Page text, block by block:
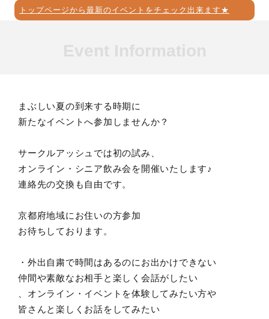
トップページから最新のイベントをチェック出来ます★
まぶしい夏の到来する時期に
新たなイベントへ参加しませんか？
サークルアッシュでは初の試み、
オンライン・シニア飲み会を開催いたします♪
連絡先の交換も自由です。
京都府地域にお住いの方参加
お待ちしております。
・外出自粛で時間はあるのにお出かけできない
仲間や素敵なお相手と楽しく会話がしたい
、オンライン・イベントを体験してみたい方や
皆さんと楽しくお話をしてみたい